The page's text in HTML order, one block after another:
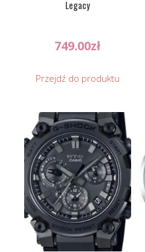
Legacy
749.00zł
Przejdź do produktu